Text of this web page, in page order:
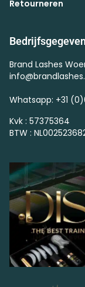
Retourneren
Brand Lashes
Whatsapp: +31
Kvk : 57375364
BTW :